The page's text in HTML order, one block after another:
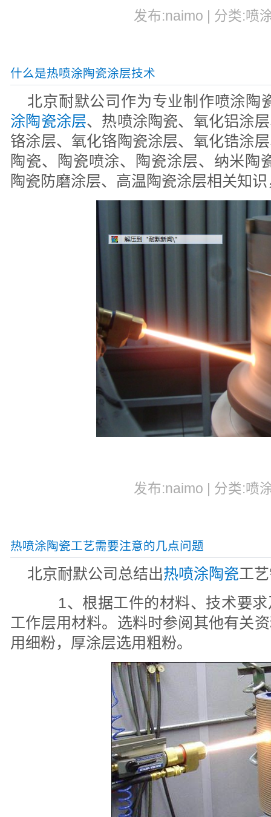
发布:naimo | 分类:喷
什么是热喷涂陶瓷涂层技术
北京耐默公司作为专业制作喷涂陶
涂陶瓷涂层、热喷涂陶瓷、氧化铝涂
铬涂层、氧化铬陶瓷涂层、氧化锆涂
陶瓷、陶瓷喷涂、陶瓷涂层、纳米陶
陶瓷防磨涂层、高温陶瓷涂层相关知
发布:naimo | 分类:喷
热喷涂陶瓷工艺需要注意的几点问题
北京耐默公司总结出热喷涂陶瓷工
1、根据工件的材料、技术要求
工作层用材料。选料时参阅其他有关
用细粉，厚涂层选用粗粉。